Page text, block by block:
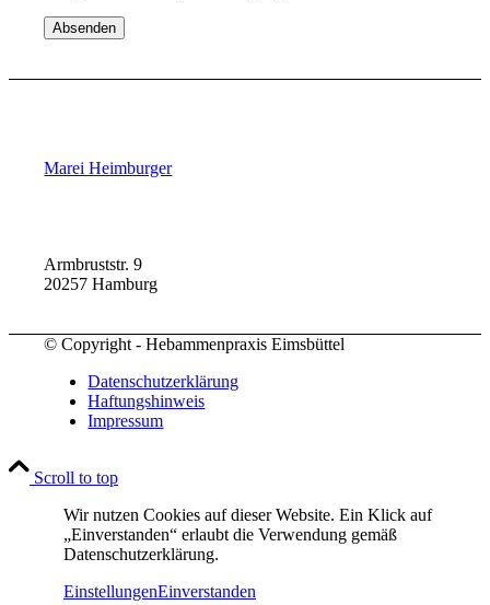
Marei Heimburger
Armbruststr. 9
20257 Hamburg
© Copyright - Hebammenpraxis Eimsbüttel
Datenschutzerklärung
Haftungshinweis
Impressum
Scroll to top
Wir nutzen Cookies auf dieser Website. Ein Klick auf
„Einverstanden“ erlaubt die Verwendung gemäß
Datenschutzerklärung.
EinstellungenEinverstanden